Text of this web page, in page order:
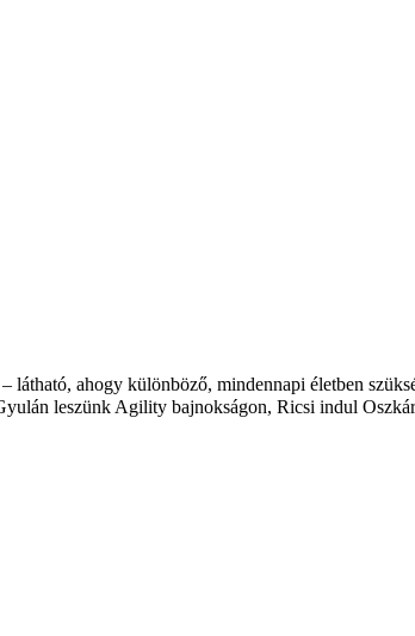
ahogy különböző, mindennapi életben
leszünk Agility bajnokságon, Ricsi indul